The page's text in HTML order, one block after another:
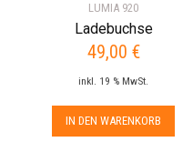
LUMIA 920
Ladebuchse
49,00 €
inkl. 19 % MwSt.
IN DEN WARENKORB